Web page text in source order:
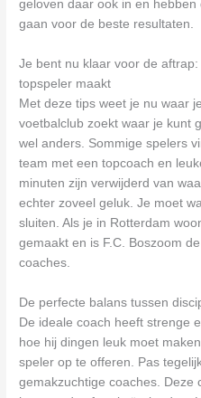
geloven daar ook in en
gaan voor de beste resultaten.
Je bent nu klaar voor de
topspeler maakt
Met deze tips weet je nu waar
voetbalclub zoekt waar je kunt
wel anders. Sommige spelers
team met een topcoach en
minuten zijn verwijderd van
echter zoveel geluk. Je moet
sluiten. Als je in Rotterdam
gemaakt en is F.C. Boszoom
coaches.
De perfecte balans tussen
De ideale coach heeft strenge
hoe hij dingen leuk moet
speler op te offeren. Pas
gemakzuchtige coaches. Deze